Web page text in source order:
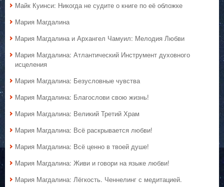
Майк Куинси: Никогда не судите о книге по её обложке
Мария Магдалина
Мария Магдалина и Архангел Чамуил: Мелодия Любви
Мария Магдалина: Атлантический Инструмент духовного
исцеления
Мария Магдалина: Безусловные чувства
Мария Магдалина: Благослови свою жизнь!
Мария Магдалина: Великий Третий Храм
Мария Магдалина: Всё раскрывается любви!
Мария Магдалина: Всё ценно в твоей душе!
Мария Магдалина: Живи и говори на языке любви!
Мария Магдалина: Лёгкость. Ченнелинг с медитацией.